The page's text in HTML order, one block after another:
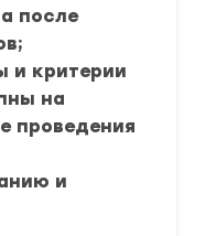
после
и критерии
на
проведения
и